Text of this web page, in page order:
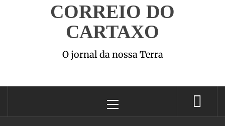
CORREIO DO
CARTAXO
O jornal da nossa Terra
Menu